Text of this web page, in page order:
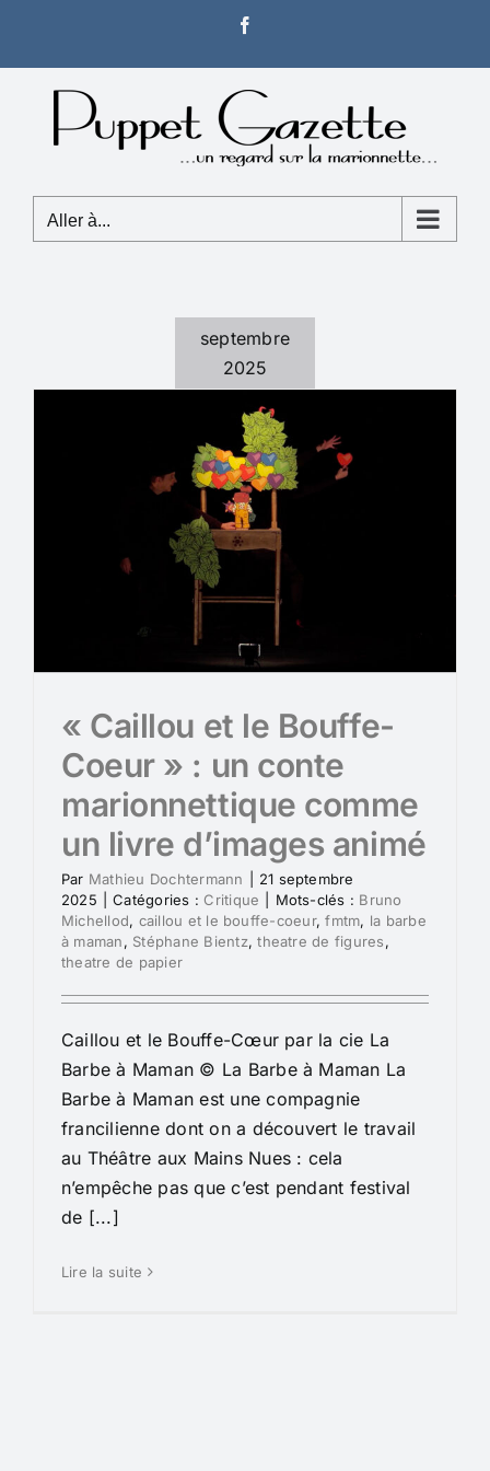
contenu
Aller à...
septembre
2025
« Caillou et le Bouffe-
Coeur » : un conte
marionnettique comme
un livre d’images animé
Par Mathieu Dochtermann
21 septembre
2025
Catégories : Critique Mots-clés : Bruno
Michellod, caillou et le bouffe-coeur,fmtm, la barbe
à maman, Stéphane Bientz,theatre de figures,
theatre de papier
Caillou et le Bouffe-Cœur par la cie La
Barbe à Maman © La Barbe à Maman La
Barbe à Maman est une compagnie
francilienne dont on a découvert le travail
au Théâtre aux Mains Nues : cela
n’empêche pas que c’est pendant festival
de [...]
Lire la suite